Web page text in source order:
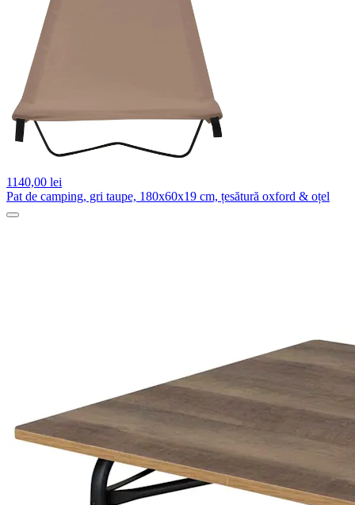
1140,00 lei
Pat de camping, gri taupe, 180x60x19 cm, țesătură oxford & oțel